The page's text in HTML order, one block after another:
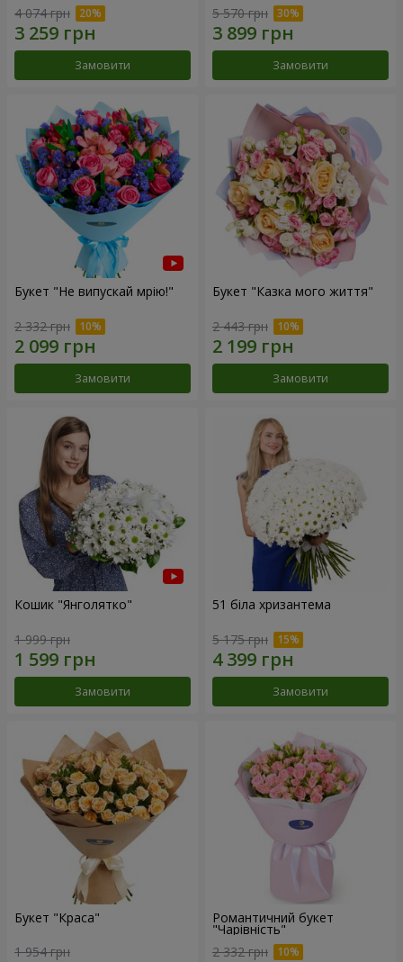
4 074 грн
Замовити
5 570 грн
Замовити
Букет "Не випускай мрію!"
2 332 грн
Замовити
Букет "Казка мого життя"
2 443 грн
Замовити
Кошик "Янголятко"
1 999 грн
Замовити
51 біла хризантема
5 175 грн
Замовити
Букет "Краса"
1 954 грн
Романтичний букет
"Чарівність"
2 332 грн